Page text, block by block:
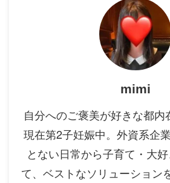
mimi
自分へのご褒美が好きな都内
現在第2子妊娠中。外資系企
とない日常から子育て・大
て、ベストなソリューション